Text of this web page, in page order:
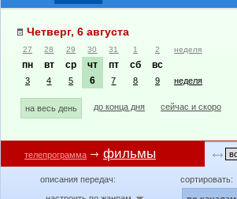
Четверг, 6 августа
27 28 29 30 31 1 2 неделя
пн вт ср чт пт сб вс
3 4 5 6 7 8 9 неделя
на весь день до конца дня сейчас и скоро
телепрограмма фильмы
описания передач:
сортировать: